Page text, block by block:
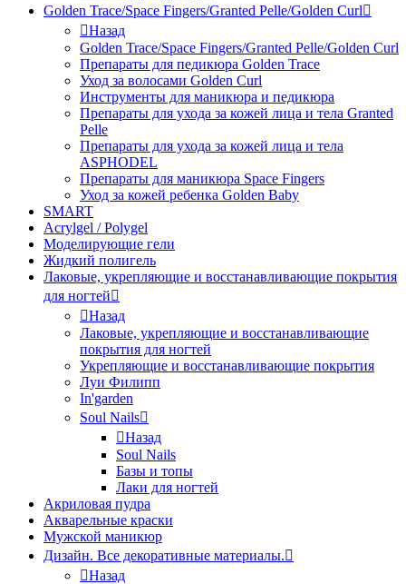
Golden Trace/Space Fingers/Granted Pelle/Golden Curl
Назад
Golden Trace/Space Fingers/Granted Pelle/Golden Curl
Препараты для педикюра Golden Trace
Уход за волосами Golden Curl
Инструменты для маникюра и педикюра
Препараты для ухода за кожей лица и тела Granted
Pelle
Препараты для ухода за кожей лица и тела
ASPHODEL
Препараты для маникюра Space Fingers
Уход за кожей ребенка Golden Baby
SMART
Acrylgel / Polygel
Моделирующие гели
Жидкий полигель
Лаковые, укрепляющие и восстанавливающие покрытия
для ногтей
Назад
Лаковые, укрепляющие и восстанавливающие
покрытия для ногтей
Укрепляющие и восстанавливающие покрытия
Луи Филипп
In'garden
Soul Nails
Назад
Soul Nails
Базы и топы
Лаки для ногтей
Акриловая пудра
Акварельные краски
Мужской маникюр
Дизайн. Все декоративные материалы.
Назад